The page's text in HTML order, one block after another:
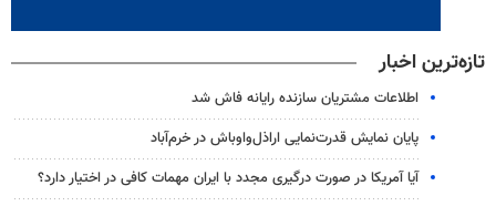
تازه‌ترین اخبار
اطلاعات مشتریان سازنده رایانه فاش شد
پایان نمایش قدرت‌نمایی اراذل‌واوباش در خرم‌آباد
آیا آمریکا در صورت درگیری مجدد با ایران مهمات کافی در اختیار دارد؟